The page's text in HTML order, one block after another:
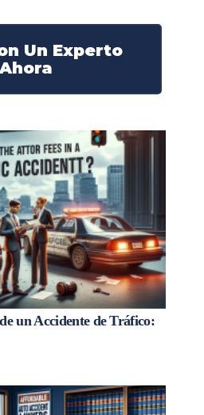
Un Experto
un Accidente de Tráfico: